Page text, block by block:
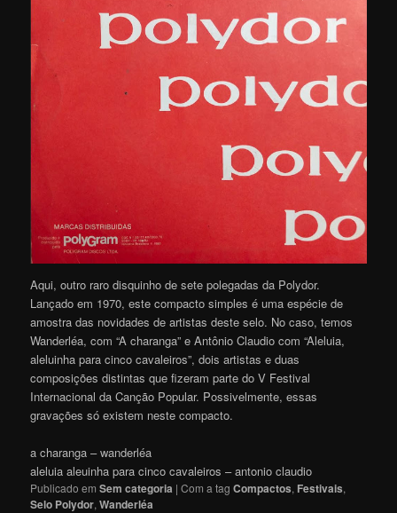
Aqui, outro raro disquinho de sete polegadas da Polydor.
Lançado em 1970, este compacto simples é uma espécie de
amostra das novidades de artistas deste selo. No caso, temos
Wanderléa, com “A charanga” e Antônio Claudio com “Aleluia,
aleluinha para cinco cavaleiros”, dois artistas e duas
composições distintas que fizeram parte do V Festival
Internacional da Canção Popular. Possivelmente, essas
gravações só existem neste compacto.
a charanga – wanderléa
aleluia aleuinha para cinco cavaleiros – antonio claudio
Publicado em Sem categoria |Com a tagCompactos, Festivais,
Selo Polydor,Wanderléa